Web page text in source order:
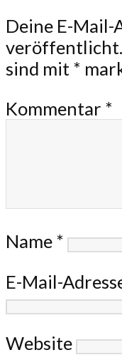
Deine E-
veröffentlicht.
sind mit *
Kommentar *
Name *
E-Mail-
Website